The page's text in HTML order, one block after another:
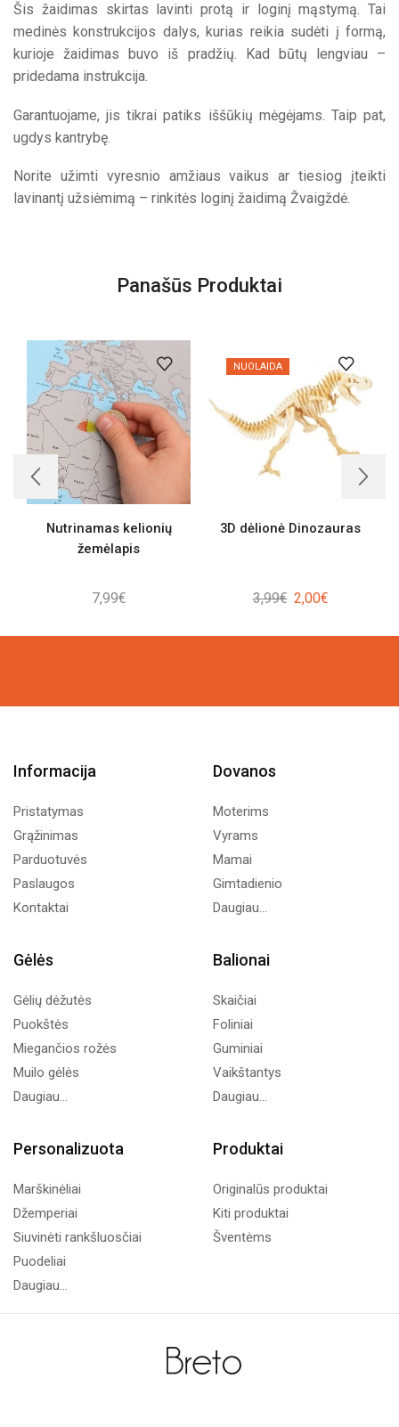
Šis žaidimas skirtas lavinti protą ir loginį mąstymą. Tai
medinės konstrukcijos dalys, kurias reikia sudėti į formą,
kurioje žaidimas buvo iš pradžių. Kad būtų lengviau –
pridedama instrukcija.
Garantuojame, jis tikrai patiks iššūkių mėgėjams. Taip pat,
ugdys kantrybę.
Norite užimti vyresnio amžiaus vaikus ar tiesiog įteikti
lavinantį užsiėmimą – rinkitės loginį žaidimą Žvaigždė.
Panašūs Produktai
Nutrinamas kelionių
žemėlapis
7,99€
NUOLAIDA
3D dėlionė Dinozauras
3,99€ Original
was:
2,00€Current
is:
Informacija
Pristatymas
Grąžinimas
Parduotuvės
Paslaugos
Kontaktai
Dovanos
Moterims
Vyrams
Mamai
Gimtadienio
Daugiau...
Gėlės
Gėlių dėžutės
Puokštės
Miegančios rožės
Muilo gėlės
Daugiau...
Balionai
Skaičiai
Foliniai
Guminiai
Vaikštantys
Daugiau...
Personalizuota
Marškinėliai
Džemperiai
Siuvinėti rankšluosčiai
Puodeliai
Daugiau...
Produktai
Originalūs produktai
Kiti produktai
Šventėms